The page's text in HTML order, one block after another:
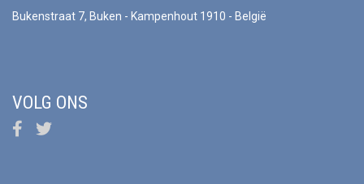
Bukenstraat 7, Buken - Kampenhout 1910 - België
VOLG ONS